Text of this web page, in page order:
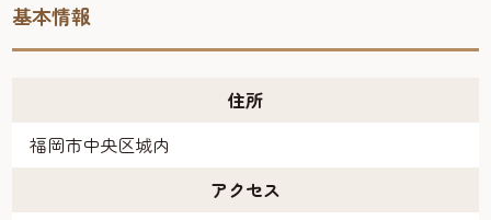
基本情報
住所
福岡市中央区城内
アクセス